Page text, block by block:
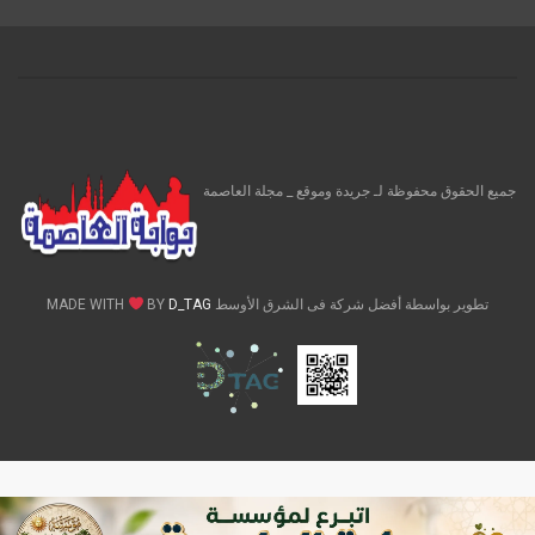
جميع الحقوق محفوظة لـ جريدة وموقع _ مجلة العاصمة
تطوير بواسطة أفضل شركة فى الشرق الأوسط MADE WITH BY D_TAG